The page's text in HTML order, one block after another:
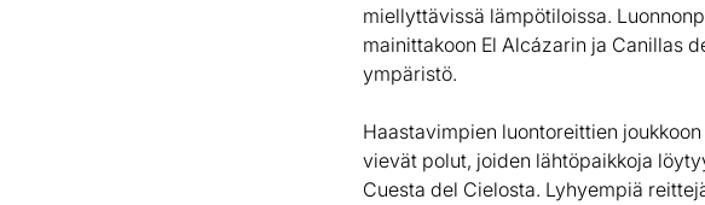
miellyttävissä lämpötiloissa.
mainittakoon El Alcázarin ja Canillas
ympäristö.
Haastavimpien luontoreittien
vievät polut, joiden lähtöpaikkoja
Cuesta del Cielosta. Lyhyempiä